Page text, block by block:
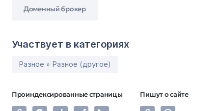
Доменный брокер
Участвует в категориях
Разное » Разное (другое)
Проиндексированные страницы Пишут о сайте